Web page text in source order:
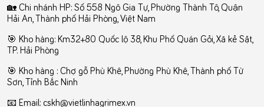
🏡 Chi nhánh HP: Số 558 Ngô Gia Tự, Phường Thành Tô, Quận
Hải An, Thành phố Hải Phòng, Việt Nam
🎯 Kho hàng: Km32+80 Quốc lộ 38, Khu Phố Quán Gỏi, Xã kẻ Sặt,
TP. Hải Phòng
️🎯 Kho hàng : Chợ gỗ Phù Khê, Phường Phù Khê, Thành phố Từ
Sơn, Tỉnh Bắc Ninh
📧 Email: cskh@vietlinhagrimex.vn